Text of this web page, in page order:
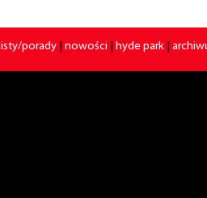
listy/porady nowości hyde park